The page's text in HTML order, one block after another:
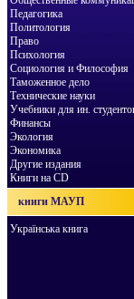
Педагогика
Политология
Право
Психология
Социология и Философия
Таможенное дело
Технические науки
Учебники для ин.
Финансы
Экология
Экономика
Другие издания
Книги на CD
книги МАУП
Українська книга